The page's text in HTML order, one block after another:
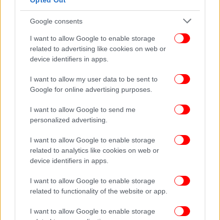
Google consents
I want to allow Google to enable storage
related to advertising like cookies on web or
device identifiers in apps.
I want to allow my user data to be sent to
Google for online advertising purposes.
I want to allow Google to send me
personalized advertising.
I want to allow Google to enable storage
related to analytics like cookies on web or
device identifiers in apps.
I want to allow Google to enable storage
related to functionality of the website or app.
I want to allow Google to enable storage
Για κάθε ημέρα, ο προμηθευτής ανακοινώνει 24
διαφορετικές τιμές (μία τιμή για κάθε ώρα της
ημέρας) οι οποίες βασίζονται στη χονδρεμπορική
αγορά ηλεκτρικής ενέργειας. Οι 24 τιμές της ημέρας
στην εφαρμογή που συνδέεται με το κινητό του
καταναλωτή.
Οι καταναλωτές πρέπει να προγραμματίσουν την
κατανάλωση της επόμενης ημέρας. Για να βγουν
κατά τις οποίες οι τιμές είναι υψηλές. Ο
προμηθευτής κάθε ημέρα θα στέλνει επίσης και ένα
SMS με το οποίο θα ενημερώνει για τις ώρες με τις